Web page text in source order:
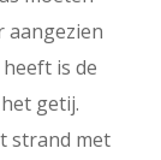
aangezien
is de
getij.
strand met